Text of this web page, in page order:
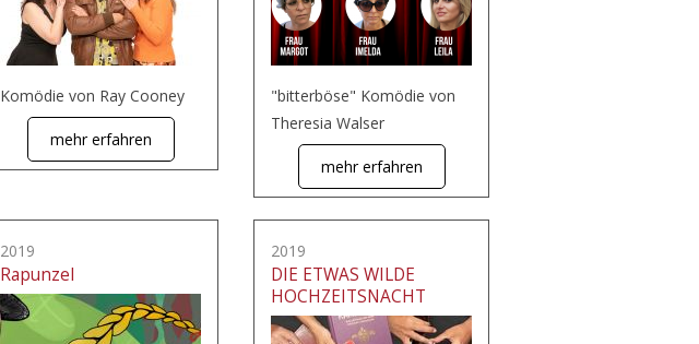
Komödie von Ray Cooney
mehr erfahren
"bitterböse" Komödie von
Theresia Walser
mehr erfahren
2019
Rapunzel
2019
DIE ETWAS WILDE
HOCHZEITSNACHT